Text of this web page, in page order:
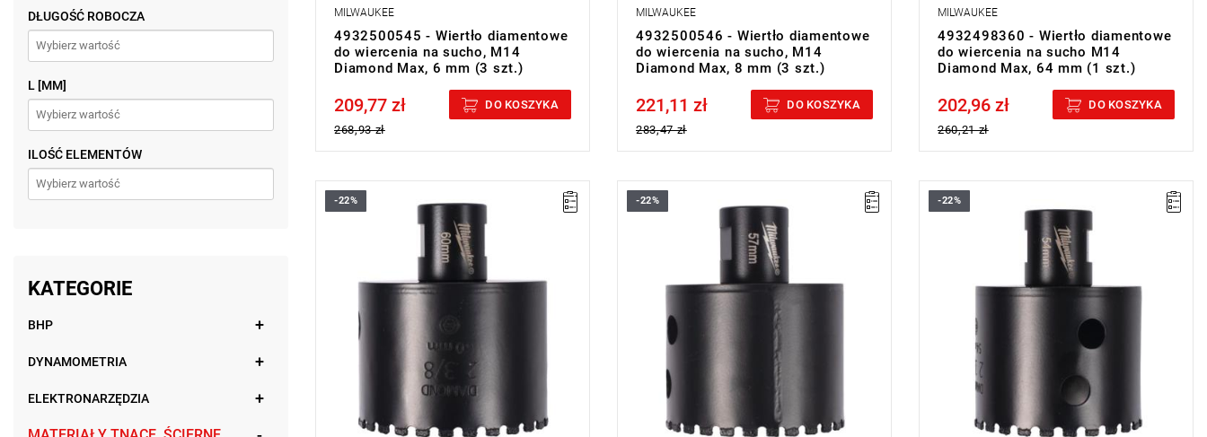
DŁUGOŚĆ ROBOCZA
L [MM]
ILOŚĆ ELEMENTÓW
KATEGORIE
BHP
DYNAMOMETRIA
ELEKTRONARZĘDZIA
MILWAUKEE
4932500545 - Wiertło diamentowe
do wiercenia na sucho, M14
Diamond Max, 6 mm (3 szt.)
Price tax included
209,77 zł
268,93 zł
DO KOSZYKA
MILWAUKEE
4932500546 - Wiertło diamentowe
do wiercenia na sucho, M14
Diamond Max, 8 mm (3 szt.)
Price tax included
221,11 zł
283,47 zł
DO KOSZYKA
MILWAUKEE
4932498360 - Wiertło diamentowe
do wiercenia na sucho M14
Diamond Max, 64 mm (1 szt.)
Price tax included
202,96 zł
260,21 zł
DO KOSZYKA
-22% -22% -22%